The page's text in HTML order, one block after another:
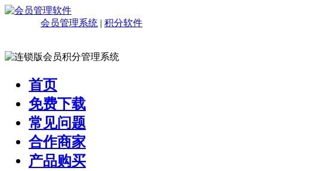
会员管理系统 | 积分软件
首页
免费下载
常见问题
合作商家
产品购买